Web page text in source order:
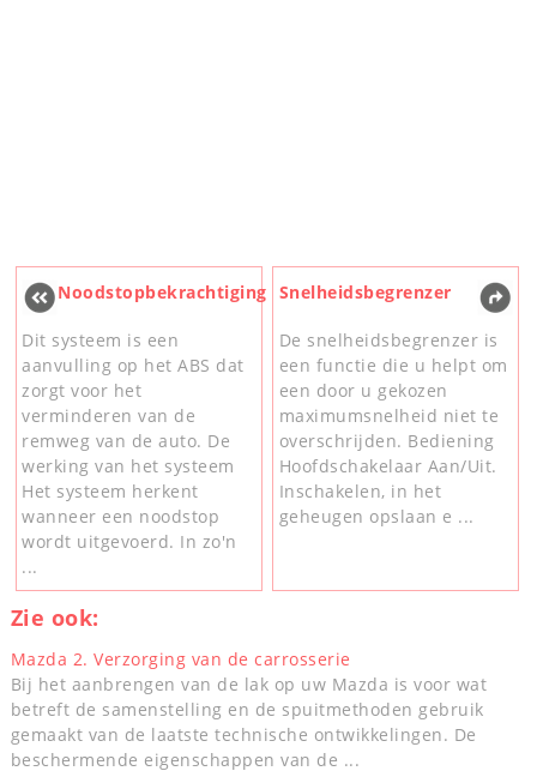
Noodstopbekrachtiging
Dit systeem is een
aanvulling op het ABS dat
zorgt voor het
verminderen van de
remweg van de auto. De
werking van het systeem
Het systeem herkent
wanneer een noodstop
wordt uitgevoerd. In zo'n
...
Snelheidsbegrenzer
De snelheidsbegrenzer is
een functie die u helpt om
een door u gekozen
maximumsnelheid niet te
overschrijden. Bediening
Hoofdschakelaar Aan/Uit.
Inschakelen, in het
geheugen opslaan e ...
Zie ook:
Mazda 2. Verzorging van de carrosserie
Bij het aanbrengen van de lak op uw Mazda is voor wat
betreft de samenstelling en de spuitmethoden gebruik
gemaakt van de laatste technische ontwikkelingen. De
beschermende eigenschappen van de ...